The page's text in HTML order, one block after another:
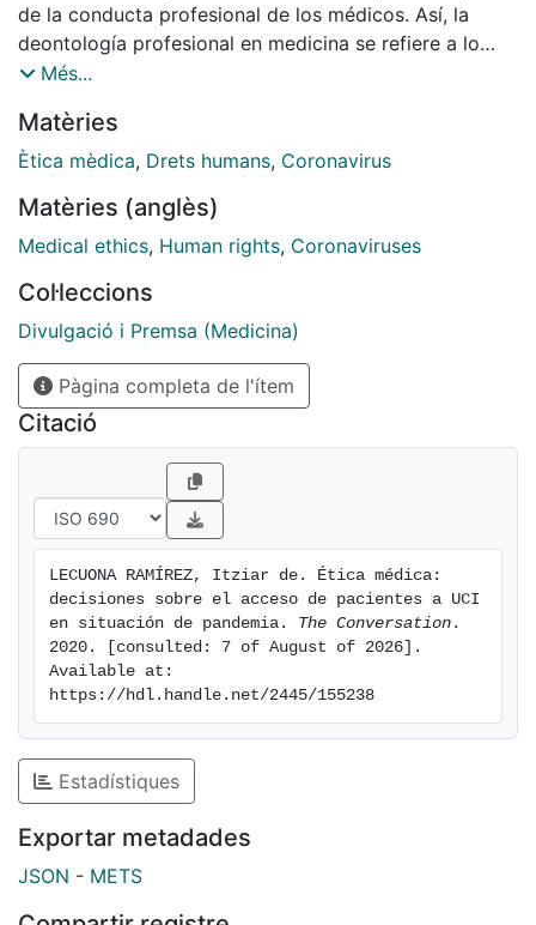
de la conducta profesional de los médicos. Así, la
deontología profesional en medicina se refiere a lo
bueno y adecuado. La ética médica integra los
que atañen al médico en el ejercicio de sus funciones,
y también a los argumentos para la toma de
técnicos, pero también éticos y socioeconómicos
como, por ejemplo, la distribución de los recursos de
Més...
Matèries
Ètica mèdica, Drets humans, Coronavirus
Matèries (anglès)
Medical ethics, Human rights, Coronaviruses
Col·leccions
Divulgació i Premsa (Medicina)
Pàgina completa de l'ítem
Citació
LECUONA RAMÍREZ, Itziar de. Ética médica:
decisiones sobre el acceso de pacientes a UCI
en situación de pandemia. The Conversation .
2020. [consulted: 7 of August of 2026].
Available at:
https://hdl.handle.net/2445/155238
Estadístiques
Exportar metadades
JSON - METS